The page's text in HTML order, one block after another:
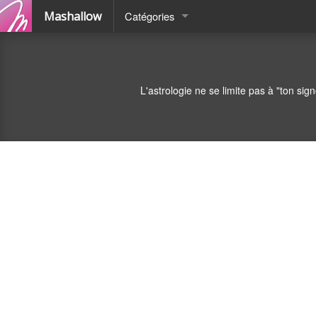
Mashallow Catégories
L'astrologie ne se limite pas à "ton